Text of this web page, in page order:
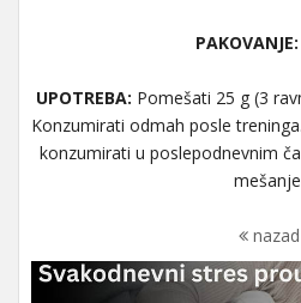
PAKOVANJE:
UPOTREBA: Pomešati 25 g (3
Konzumirati odmah posle
konzumirati u poslepodnevnim
nazad